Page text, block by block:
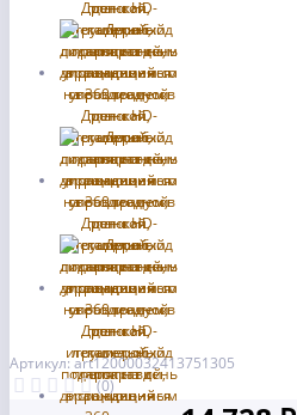
Артикул: art12000032413751305
(0)